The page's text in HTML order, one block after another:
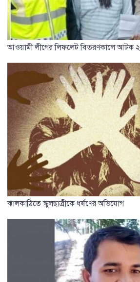
আওয়ামী লীগের লিফলেট বিতরণকালে আটক ২
ঝালকাঠিতে স্কুলছাত্রীকে ধর্ষণের অভিযোগ